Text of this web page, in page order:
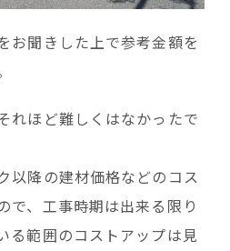
お聞きした上で参考金額を
れほど難しくはなかったで
以降の建材価格などのコス
で、工事時期は出来る限り
る範囲のコストアップは見